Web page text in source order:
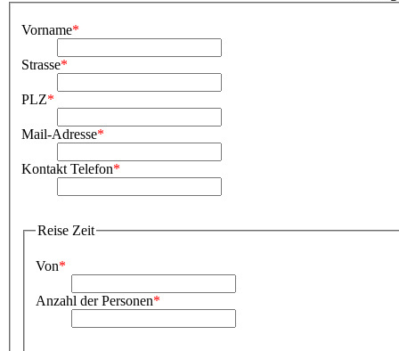
Vorname*
Strasse*
PLZ*
Mail-Adresse*
Kontakt Telefon*
Reise Zeit
Von*
Anzahl der Personen*